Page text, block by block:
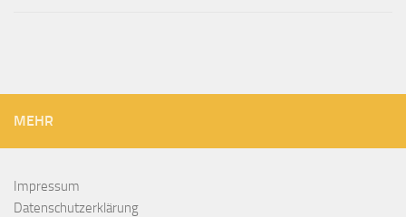
MEHR
Impressum
Datenschutzerklärung